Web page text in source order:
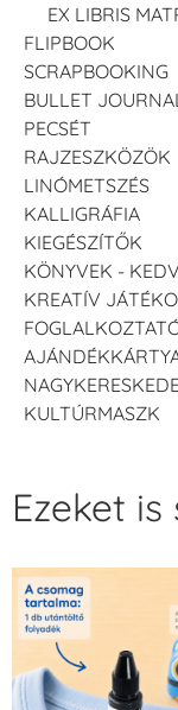
EX LIBRIS
FLIPBOOK
SCRAPBOOKING
BULLET
PECSÉT
RAJZESZKÖZÖK
LINÓMETSZÉS
KALLIGRÁFIA
KIEGÉSZÍTŐK
KÖNYVEK -
KREATÍV
KULTÚRMASZK
Ezeket